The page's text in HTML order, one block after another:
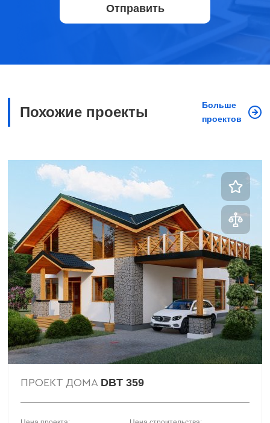
Отправить
Похожие проекты
Больше
проектов
ПРОЕКТ ДОМА DBT 359